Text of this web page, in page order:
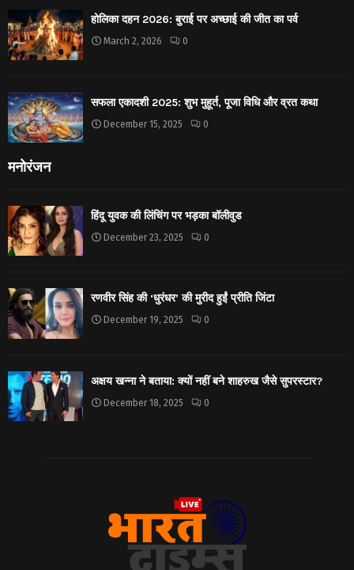
होलिका दहन 2026: बुराई पर अच्छाई की जीत का पर्व
March 2, 2026 0
सफला एकादशी 2025: शुभ मुहूर्त, पूजा विधि और व्रत कथा
December 15, 2025 0
मनोरंजन
हिंदू युवक की लिंचिंग पर भड़का बॉलीवुड
December 23, 2025 0
रणवीर सिंह की ‘धुरंधर’ की मुरीद हुईं प्रीति जिंटा
December 19, 2025 0
अक्षय खन्ना ने बताया: क्यों नहीं बने शाहरुख जैसे सुपरस्टार?
December 18, 2025 0